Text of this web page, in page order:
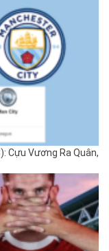
Cựu Vương Ra Quân,